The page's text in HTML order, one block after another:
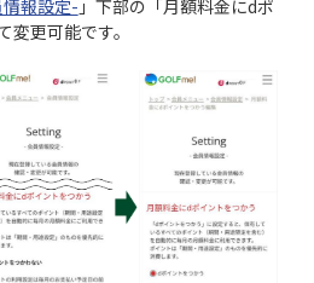
報設定- 」下部の「月額料金にdポ
変更可能です。